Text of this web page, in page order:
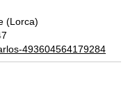
(Lorca)
493604564179284